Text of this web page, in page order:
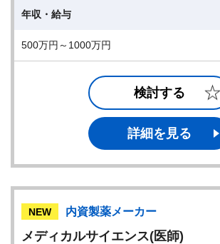
年収・給与
500万円～1000万円
検討する
詳細を見る
NEW 内資製薬メーカー
メディカルサイエンス(医師)